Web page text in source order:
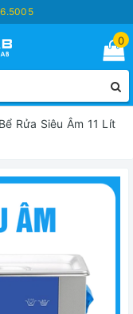
0
Bể Rửa Siêu Âm 11 Lít